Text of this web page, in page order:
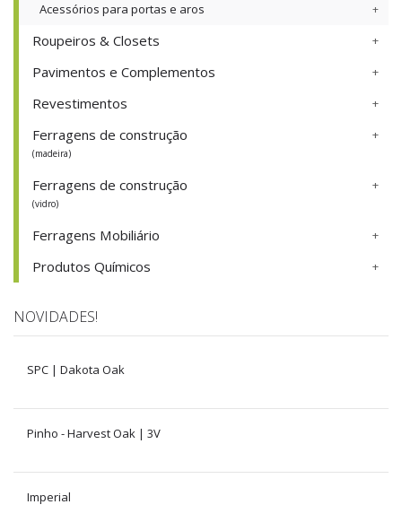
Acessórios para portas e aros
Roupeiros & Closets
Pavimentos e Complementos
Revestimentos
Ferragens de construção
(madeira)
Ferragens de construção
(vidro)
Ferragens Mobiliário
Produtos Químicos
NOVIDADES!
SPC | Dakota Oak
Pinho - Harvest Oak | 3V
Imperial